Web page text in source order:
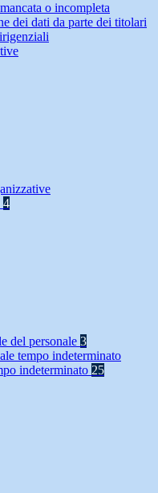
o incompleta
dei dati da parte dei titolari
4
del personale 3
tempo indeterminato
indeterminato 25